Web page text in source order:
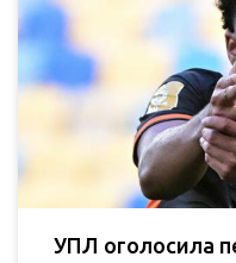
УПЛ оголосила